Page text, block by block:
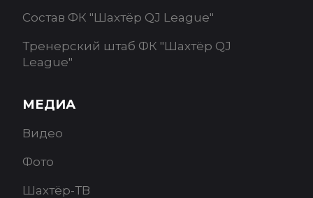
Состав ФК "Шахтёр QJ League"
Тренерский штаб ФК "Шахтёр QJ
League"
МЕДИА
Видео
Фото
Шахтёр-ТВ